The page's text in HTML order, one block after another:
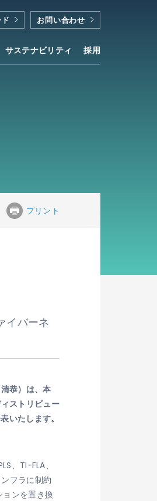
サステナビリティ 採用
お問い合わせ
プリント
イバーネ
恭）は、本
ストリビュー
たします。
、TI-FLA、
フラに制約
ンを置き換